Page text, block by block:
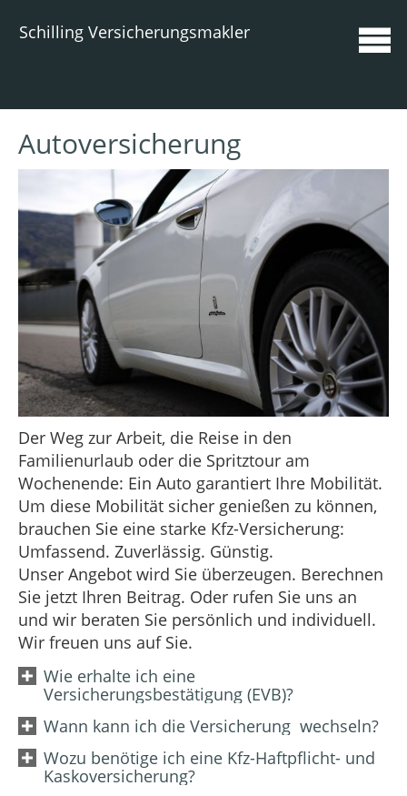
Schilling Versicherungsmakler
Autoversicherung
Der Weg zur Arbeit, die Reise in den
Familienurlaub oder die Spritztour am
Wochenende: Ein Auto garantiert Ihre Mobilität.
Um diese Mobilität sicher genießen zu können,
brauchen Sie eine starke Kfz-Versicherung:
Umfassend. Zuverlässig. Günstig.
Unser Angebot wird Sie überzeugen. Berechnen
Sie jetzt Ihren Beitrag. Oder rufen Sie uns an
und wir beraten Sie persönlich und individuell.
Wir freuen uns auf Sie.
Wie erhalte ich eine
Versicherungsbestätigung (EVB)?
Wann kann ich die Versicherung wechseln?
Wozu benötige ich eine Kfz-Haftpflicht- und
Kaskoversicherung?